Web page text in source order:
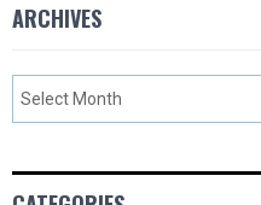
ARCHIVES